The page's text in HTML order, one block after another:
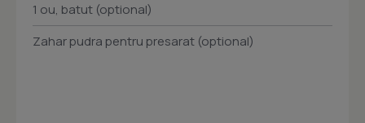
1 ou, batut (optional)
Zahar pudra pentru presarat (optional)